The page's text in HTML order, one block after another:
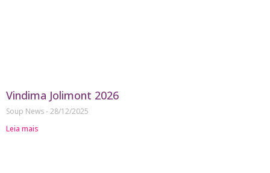
Vindima Jolimont 2026
Soup News 28/12/2025
Leia mais